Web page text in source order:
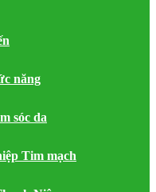
năng
sóc da
Tim mạch